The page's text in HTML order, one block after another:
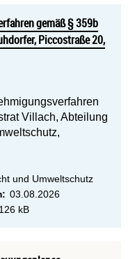
gemäß § 359b GewO
gemäß § 359b
Piccostraße 20,
Villach, Abteilung
und Umweltschutz
03.08.2026
126 kB